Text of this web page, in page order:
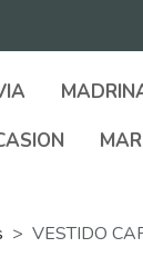
VESTIDO